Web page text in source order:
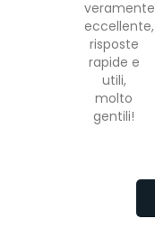
veramente
eccellente,
risposte
rapide e
utili,
molto
gentili!